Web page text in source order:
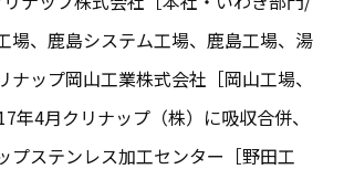
場、鹿島システム工場、鹿島工場、湯
ナップ岡山工業株式会社［岡山工場、
年4月クリナップ（株）に吸収合併、
プステンレス加工センター［野田工